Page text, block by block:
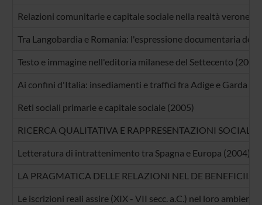
Relazioni comunitarie e capitale sociale nella realtà veronese
Tra Langobardia e Romania: l'espressione documentaria
Testo e immagine nell'editoria milanese del Settecento (2005)
Ai confini d'Italia: insediamenti e traffici fra Adige e Garda
Reti sociali primarie e capitale sociale (2005)
RICERCA QUALITATIVA E RAPPRESENTAZIONI
Letteratura di intrattenimento tra Spagna e Europa (2004)
LA PRAGMATICA DELLE RELAZIONI NEL DE BENEFICIIS
Le iscrizioni reali assire (XIX - VII secc. a.C.) nel loro